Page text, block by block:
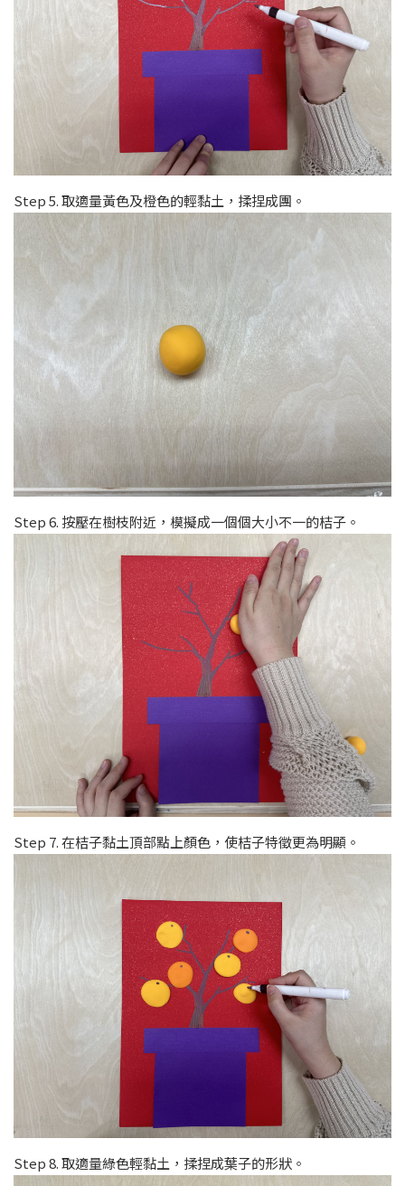
Step 5. 取適量黃色及橙色的輕黏土，揉捏成團。
Step 6. 按壓在樹枝附近，模擬成一個個大小不一的桔子。
Step 7. 在桔子黏土頂部點上顏色，使桔子特徵更為明顯。
Step 8. 取適量綠色輕黏土，揉捏成葉子的形狀。